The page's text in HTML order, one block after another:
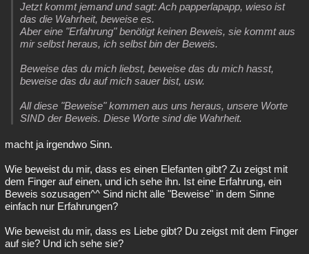
Jetzt kommt jemand und sagt: Ach papperlapapp, wieso ist
das die Wahrheit, beweise es.
Aber eine "Erfahrung" benötigt keinen Beweis, sie kommt aus
mir selbst heraus, ich selbst bin der Beweis.
Beweise das du mich liebst, beweise das du mich hasst,
beweise das du auf mich sauer bist, usw.
All diese "Beweise" kommen aus uns heraus, unsere Worte
SIND der Beweis. Diese Worte sind die Wahrheit.
macht ja irgendwo Sinn.
Wie beweist du mir, dass es einen Elefanten gibt? Zu zeigst mit
dem Finger auf einen, und ich sehe ihn. Ist eine Erfahrung, ein
Beweis sozusagen^^ Sind nicht alle "Beweise" in dem Sinne
einfach nur Erfahrungen?
Wie beweist du mir, dass es Liebe gibt? Du zeigst mit dem Finger
auf sie? Und ich sehe sie?